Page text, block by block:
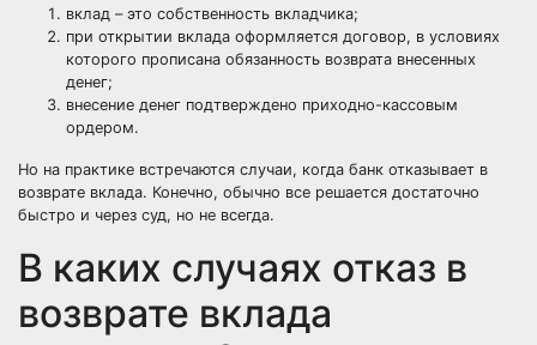
вклад – это собственность вкладчика;
при открытии вклада оформляется договор, в условиях
которого прописана обязанность возврата внесенных
денег;
внесение денег подтверждено приходно-кассовым
ордером.
Но на практике встречаются случаи, когда банк отказывает в
возврате вклада. Конечно, обычно все решается достаточно
быстро и через суд, но не всегда.
В каких случаях отказ в
возврате вклада